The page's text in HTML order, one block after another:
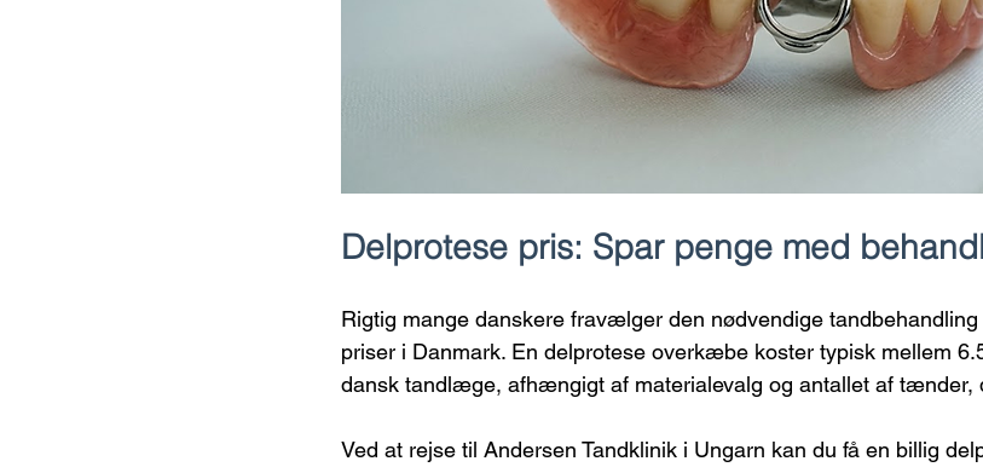
Delprotese pris: Spar penge med
Rigtig mange danskere fravælger den nødvendige
priser i Danmark. En delprotese overkæbe koster typisk mellem
dansk tandlæge, afhængigt af materialevalg og antallet af tænder,
Ved at rejse til Andersen Tandklinik i Ungarn kan du få en billig